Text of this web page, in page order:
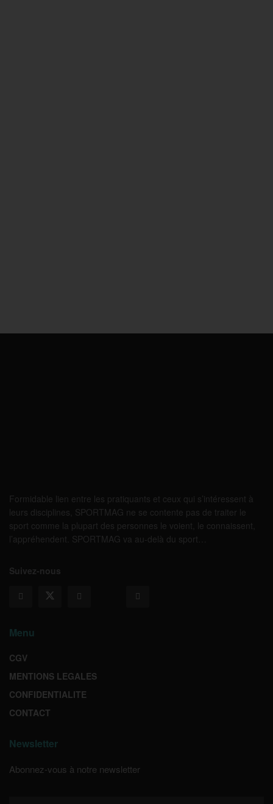
Formidable lien entre les pratiquants et ceux qui s’intéressent à
leurs disciplines, SPORTMAG ne se contente pas de traiter le
sport comme la plupart des personnes le voient, le connaissent,
l’appréhendent. SPORTMAG va au-delà du sport…
Suivez-nous
Menu
CGV
MENTIONS LEGALES
CONFIDENTIALITE
CONTACT
Newsletter
Abonnez-vous à notre newsletter